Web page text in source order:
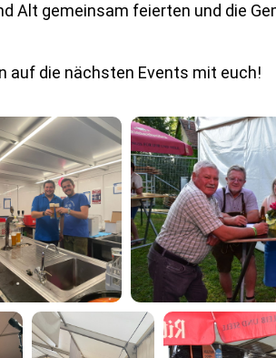
Alt gemeinsam feierten und die
auf die nächsten Events mit euch!